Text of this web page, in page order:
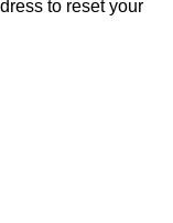
to reset your